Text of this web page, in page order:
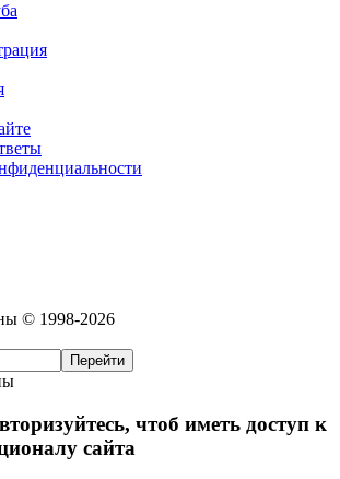
© 1998-2026
чтоб иметь доступ к
сайта